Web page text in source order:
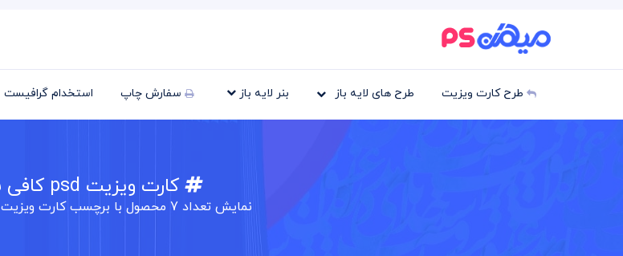
طرح کارت ویزیت طرح های لایه باز بنر لایه باز سفارش چاپ استخدام گرافیست
کارت ویزیت psd کافی شاپ
نمایش تعداد 7 محصول با برچسب کارت ویزیت psd کافی شاپ